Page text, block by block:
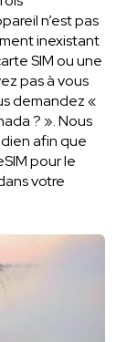
n’est pas
inexistant
SIM ou une
pas à vous
demandez «
? ». Nous
afin que
pour le
votre